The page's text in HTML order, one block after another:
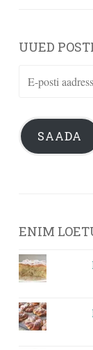
UUED
E-
aadress
SAADA
ENIM